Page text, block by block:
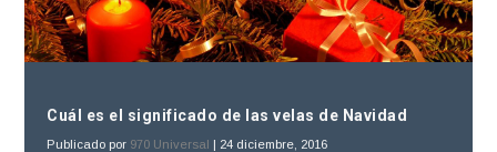
Cuál es el significado de las velas de Navidad
Publicado por 970 Universal | 24 diciembre, 2016